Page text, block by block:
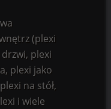
(plexi
plexi
plexi jako
na stół,
i wiele